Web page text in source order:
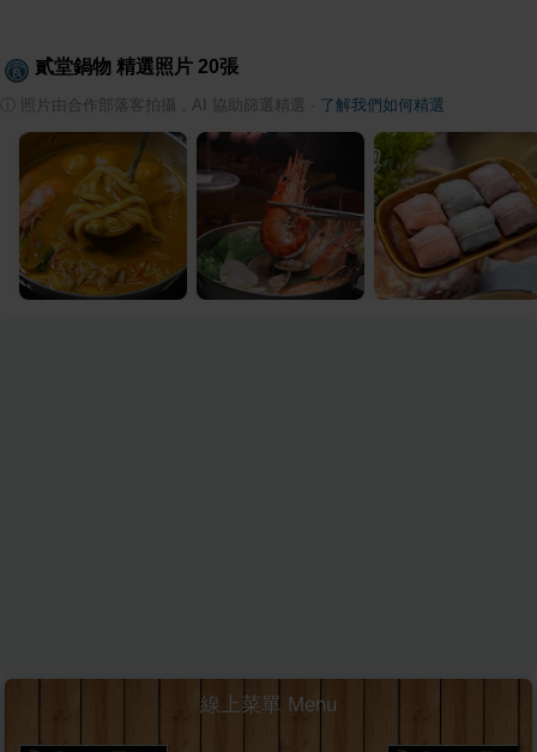
貳堂鍋物 精選照片 20張
照片由合作部落客拍攝，AI 協助篩選精選 了解我們如何精選
線上菜單 Menu